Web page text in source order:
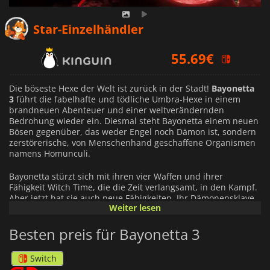
Star-Einzelhändler
55.69€
58.09€
Die böseste Hexe der Welt ist zurück in der Stadt! Bayonetta
3 führt die fabelhafte und tödliche Umbra-Hexe in einem
brandneuen Abenteuer und einer weltverändernden
Bedrohung wieder ein. Diesmal steht Bayonetta einem neuen
Bösen gegenüber, das weder Engel noch Dämon ist, sondern
zerstörerische, von Menschenhand geschaffene Organismen
namens Homunculi.
Bayonetta stürzt sich mit ihren vier Waffen und ihrer
Fähigkeit Witch Time, die die Zeit verlangsamt, in den Kampf.
Aber jetzt hat sie auch neue Fähigkeiten. Ihr Dämonensklave
erlaubt es ihr, die Kontrolle über ihre Höllendämonen zu
auszuführen, während ihre Dämonenmaskerade sie mit
einem Höllendämon verschmelzen lässt, was ihr eine neue
Reihe magischer Fähigkeiten verleiht.
Weiter lesen
Besten preis für Bayonetta 3
Switch